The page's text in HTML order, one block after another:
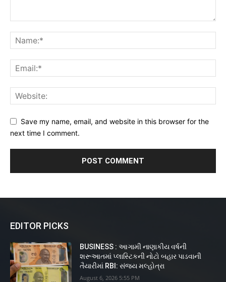
Save my name, email, and website in this browser for the
next time I comment.
EDITOR PICKS
BUSINESS : આગામી નાણાકીય વર્ષની
શરૂઆતમાં પ્લાસ્ટિકની નોટો બહાર પાડવાની
તૈયારીમાં RBI: સંજય મલ્હોત્રા
August 6, 2026 5:55 PM